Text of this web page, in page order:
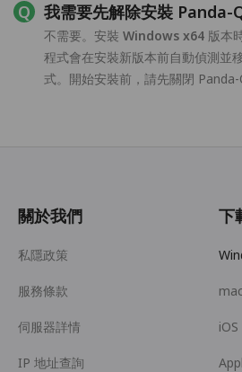
我需要先解除安裝 Panda-
不需要。安裝 Windows x64 版本
程式會在安裝新版本前自動偵測並
式。開始安裝前，請先關閉 Panda-
關於我們
私隱政策
服務條款
伺服器詳情
IP 地址查詢
下
iOS